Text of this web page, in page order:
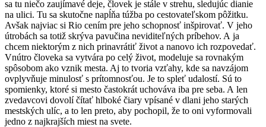
sa tu niečo zaujímavé deje, človek je stále v strehu, sledujúc dianie
na ulici. Tu sa skutočne napĺňa túžba po cestovateľskom pôžitku.
Avšak najviac si Rio cením pre jeho schopnosť inšpirovať. V jeho
útrobách sa totiž skrýva pavučina neviditeľných príbehov. A ja
chcem niektorým z nich prinavrátiť život a nanovo ich rozpovedať.
Vnútro človeka sa vytvára po celý život, modeluje sa rovnakým
spôsobom ako vznik mesta. Aj to tvoria vzťahy, kde sa navzájom
ovplyvňuje minulosť s prítomnosťou. Je to spleť udalostí. Sú to
spomienky, ktoré si mesto častokrát uchováva iba pre seba. A len
zvedavcovi dovolí čítať hlboké čiary vpísané v dlani jeho starých
mestských ulíc, a to len preto, aby pochopil, že to oni vyformovali
jedno z najkrajších miest na svete.